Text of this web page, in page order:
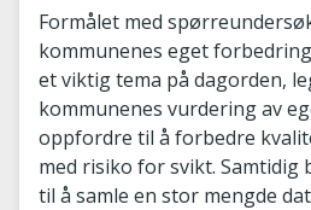
Formålet med
kommunenes eget
et viktig tema på dagorden,
kommunenes vurdering av
oppfordre til å forbedre
med risiko for svikt. Samtidig
til å samle en stor mengde